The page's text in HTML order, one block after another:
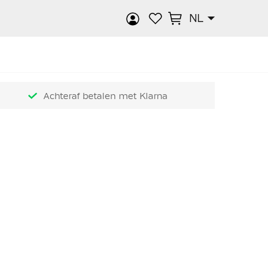
NL
Achteraf betalen met Klarna